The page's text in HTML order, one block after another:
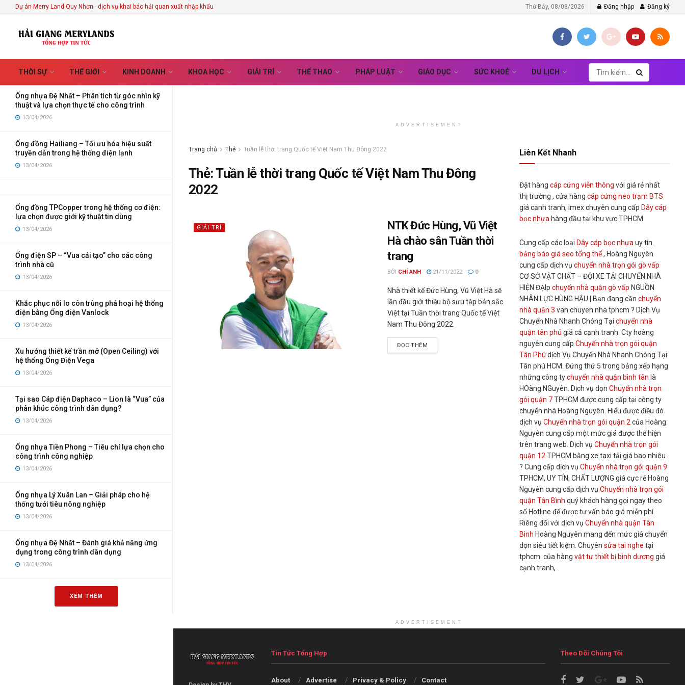
MỚI NHẤT XU HƯỚNG Lọc
Every Handmade Creation
03/08/2026
Ống điện Vega – Giải pháp bảo vệ dây dẫn tối
01/07/2026
Ống nhựa Đệ Nhất – Phân tích từ góc nhìn kỹ
thuật và lựa chọn thực tế cho công trình
13/04/2026
Ống đồng Hailiang – Tối ưu hóa hiệu suất
truyền dẫn trong hệ thống điện lạnh
13/04/2026
Ống đồng TPCopper trong hệ thống cơ điện:
lựa chọn được giới kỹ thuật tin dùng
13/04/2026
Ống điện SP – “Vua cải tạo” cho các công
trình nhà cũ
13/04/2026
Khắc phục nỗi lo côn trùng phá hoại hệ thống
điện bằng Ống điện Vanlock
13/04/2026
Xu hướng thiết kế trần mở (Open Ceiling) với
hệ thống Ống Điện Vega
13/04/2026
Tại sao Cáp điện Daphaco – Lion là “Vua” của
phân khúc công trình dân dụng?
13/04/2026
Ống nhựa Tiền Phong – Tiêu chí lựa chọn cho
công trình công nghiệp
13/04/2026
Ống nhựa Lý Xuân Lan – Giải pháp cho hệ
thống tưới tiêu nông nghiệp
13/04/2026
Ống nhựa Đệ Nhất – Đánh giá khả năng ứng
dụng trong công trình dân dụng
13/04/2026
XEM THÊM
Dự án Merry Land Quy Nhơn - dịch vụ khai báo hải quan xuất nhập khẩu Thứ Bảy, 08/08/2026 Đăng nhập Đăng ký
THỜI SỰ THẾ GIỚI KINH DOANH KHOA HỌC GIẢI TRÍ THỂ THAO PHÁP LUẬT GIÁO DỤC SỨC KHOẺ DU LỊCH
ADVERTISEMENT
Trang chủ Thẻ Tuần lễ thời trang Quốc tế Việt Nam Thu Đông 2022
Thẻ:Tuần lễ thời trang Quốc tế Việt Nam Thu Đông
2022
GIẢI TRÍ
NTK Đức Hùng, Vũ Việt
Hà chào sân Tuần thời
trang
BỞI CHÍ ANH 21/11/2022 0
Nhà thiết kế Đức Hùng, Vũ Việt Hà sẽ
lần đầu giới thiệu bộ sưu tập bản sắc
Việt tại Tuần thời trang Quốc tế Việt
Nam Thu Đông 2022.
ĐỌC THÊM
Liên Kết Nhanh
Đặt hàngcáp cứng viễn thông với giá rẻ nhất
thị trường , cửa hàngcáp cứng neo trạm BTS
giá cạnh tranh, Imex chuyên cung cấp Dây cáp
bọc nhựa hàng đầu tại khu vực TPHCM.
Cung cấp các loạiDây cáp bọc nhựa uy tín.
bảng báo giá seo tổng thể, Hoàng Nguyên
cung cấp dịch vụchuyển nhà trọn gói gò vấp
CƠ SỞ VẬT CHẤT – ĐỘI XE TẢI CHUYỂN NHÀ
HIỆN ĐẠIpchuyển nhà quận gò vấp NGUỒN
NHÂN LỰC HÙNG HẬU.| Bạn đang cầnchuyển
nhà quận 3 van chuyen nha tphcm ? Dịch Vụ
Chuyển Nhà Nhanh Chóng Tạichuyển nhà
quận tân phú giá cả cạnh tranh. Cty hoàng
nguyên cung cấpChuyển nhà trọn gói quận
Tân Phú dịch Vụ Chuyển Nhà Nhanh Chóng Tại
Tân phú HCM. Đứng thứ 5 trong bảng xếp hạng
những công tychuyển nhà quận bình tân là
HOàng NGuyên. Dịch vụ dọnChuyển nhà trọn
gói quận 7TPHCM được cung cấp tại công ty
chuyển nhà Hoàng Nguyên. Hiểu được điều đó
dịch vụChuyển nhà trọn gói quận 2 của Hoàng
Nguyên cung cấp một mức giá được thể hiện
trên trang web. Dịch vụChuyển nhà trọn gói
quận 12 TPHCM bằng xe taxi tải giá bao nhiêu
? Cung cấp dịch vụChuyển nhà trọn gói quận 9
TPHCM, UY TÍN, CHẤT LƯỢNG giá cực rẻ Hoàng
Nguyên cung cấp dịch vụChuyển nhà trọn gói
quận Tân Bình quý khách hàng gọi ngay theo
số Hotline để được tư vấn báo giá miễn phí.
Riêng đối với dịch vụChuyển nhà quận Tân
Bình Hoàng Nguyên mang đến mức giá chuyển
dọn siêu tiết kiệm. Chuyênsửa tai nghe tại
tphcm. của hàngvật tư thiết bị bình dương giá
cạnh tranh,
ADVERTISEMENT
Tin Tức Tổng Hợp
About Advertise Privacy & Policy Contact
Theo Dõi Chúng Tôi